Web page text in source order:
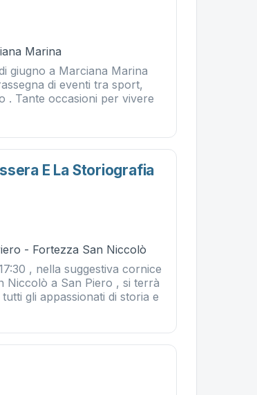
Marina
giugno a Marciana Marina
di eventi tra sport,
. Tante occasioni per vivere
E La Storiografia
- Fortezza San Niccolò
, nella suggestiva cornice
Niccolò a San Piero , si terrà
gli appassionati di storia e